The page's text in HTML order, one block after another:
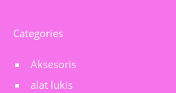
Categories
Aksesoris
alat lukis